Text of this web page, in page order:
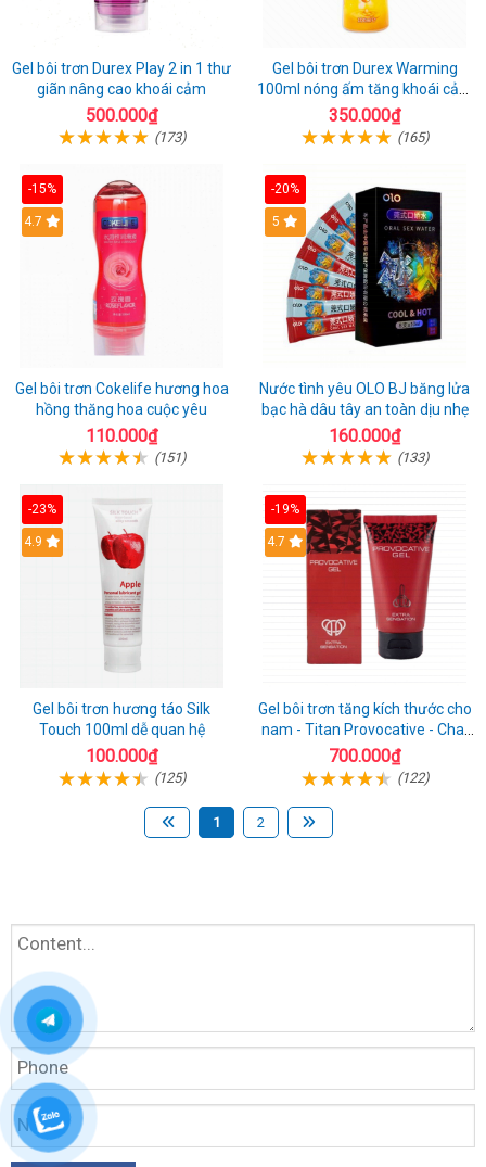
Gel bôi trơn Durex Play 2 in 1 thư
giãn nâng cao khoái cảm
500.000₫
(173)
Gel bôi trơn Durex Warming
100ml nóng ấm tăng khoái cảm
ngọt ngào cuộc yêu
350.000₫
(165)
-15%
Hot
4.7
Gel bôi trơn Cokelife hương hoa
hồng thăng hoa cuộc yêu
110.000₫
(151)
-20%
Hot
5
Nước tình yêu OLO BJ băng lửa
bạc hà dâu tây an toàn dịu nhẹ
160.000₫
(133)
-23%
Hot
4.9
Gel bôi trơn hương táo Silk
Touch 100ml dễ quan hệ
100.000₫
(125)
-19%
Hot
4.7
Gel bôi trơn tăng kích thước cho
nam - Titan Provocative - Chai
50ml
700.000₫
(122)
1 2